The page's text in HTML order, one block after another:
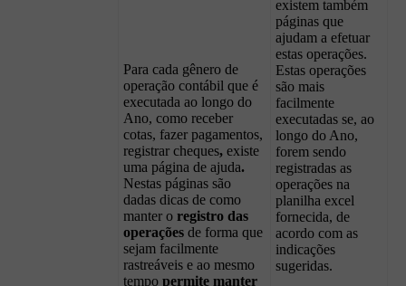
Para cada gênero de
operação contábil que é
executada ao longo do
Ano, como receber
cotas, fazer pagamentos,
registrar cheques, existe
uma página de ajuda.
Nestas páginas são
dadas dicas de como
manter o registro das
operações de forma que
sejam facilmente
rastreáveis e ao mesmo
tempo permite manter
existem também
páginas que
ajudam a efetuar
estas operações.
Estas operações
são mais
facilmente
executadas se, ao
longo do Ano,
forem sendo
registradas as
operações na
planilha excel
fornecida, de
acordo com as
indicações
sugeridas.